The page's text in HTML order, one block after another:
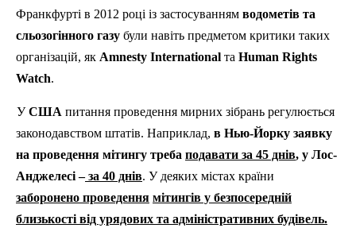
Франкфурті в 2012 році із застосуванням водометів та
сльозогінного газу були навіть предметом критики таких
організацій, як Amnesty International та Human Rights
Watch.
УСША питання проведення мирних зібрань регулюється
законодавством штатів. Наприклад, в Нью-Йорку заявку
на проведення мітингу треба подавати за 45 днів, у Лос-
Анджелесі –за 40 днів. У деяких містах країни
заборонено проведення мітингів у безпосередній
близькості від урядових та адміністративних будівель.